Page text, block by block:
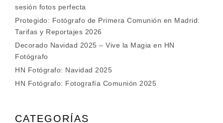
sesión fotos perfecta
Protegido: Fotógrafo de Primera Comunión en Madrid:
Tarifas y Reportajes 2026
Decorado Navidad 2025 – Vive la Magia en HN
Fotógrafo
HN Fotógrafo: Navidad 2025
HN Fotógrafo: Fotografía Comunión 2025
CATEGORÍAS